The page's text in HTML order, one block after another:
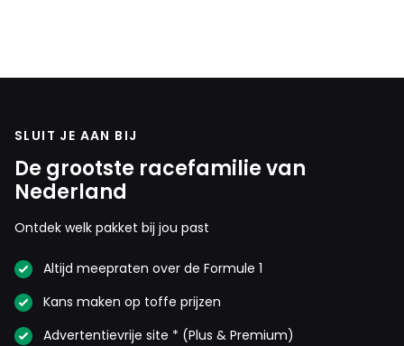
SLUIT JE AAN BIJ
De grootste racefamilie van
Nederland
Ontdek welk pakket bij jou past
Altijd meepraten over de Formule 1
Kans maken op toffe prijzen
Advertentievrije site * (Plus & Premium)